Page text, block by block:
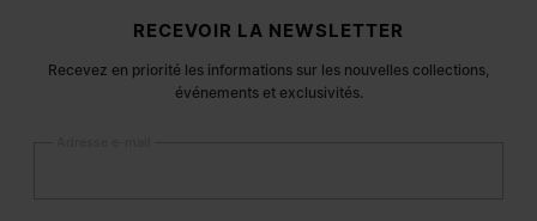
RECEVOIR LA NEWSLETTER
Recevez en priorité les informations sur les nouvelles collections,
événements et exclusivités.